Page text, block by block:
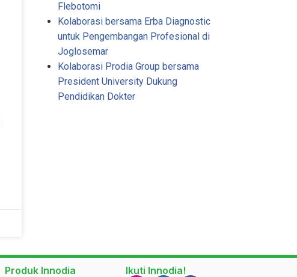
Flebotomi
Kolaborasi bersama Erba Diagnostic
untuk Pengembangan Profesional di
Joglosemar
Kolaborasi Prodia Group bersama
President University Dukung
Pendidikan Dokter
Produk Innodia Ikuti Innodia!